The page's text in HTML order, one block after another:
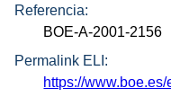
Referencia:
BOE-A-2001-2156
Permalink ELI:
https://